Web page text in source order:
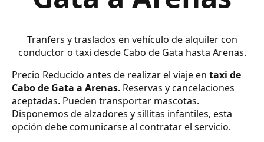
Tranfers y traslados en vehículo de alquiler con
conductor o taxi desde Cabo de Gata hasta Arenas.
Precio Reducido antes de realizar el viaje en taxi de
Cabo de Gata a Arenas. Reservas y cancelaciones
aceptadas. Pueden transportar mascotas.
Disponemos de alzadores y sillitas infantiles, esta
opción debe comunicarse al contratar el servicio.